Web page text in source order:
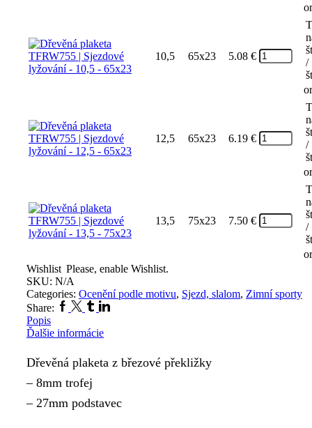
or
10,5 65x23 5.08 €
/
or
12,5 65x23 6.19 €
/
or
13,5 75x23 7.50 €
/
or
Wishlist Please, enable Wishlist.
SKU: N/A
Categories: Ocenění podle motivu, Sjezd, slalom, Zimní sporty
Share: Facebook
Twitter
TumblrLinkedin
Popis
Ďalšie informácie
Dřevěná plaketa z březové překližky
– 8mm trofej
– 27mm podstavec